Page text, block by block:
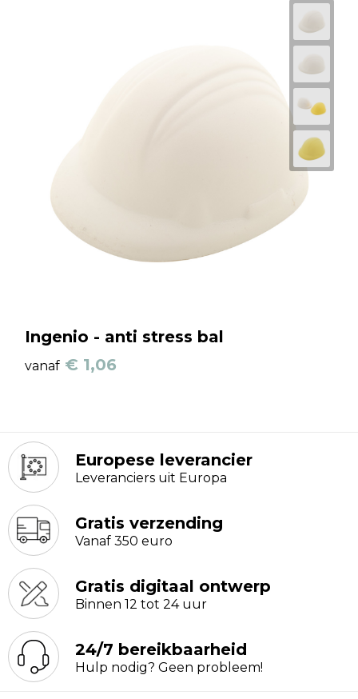
Ingenio - anti stress bal
vanaf € 1,06
Europese leverancier
Leveranciers uit Europa
Gratis verzending
Vanaf 350 euro
Gratis digitaal ontwerp
Binnen 12 tot 24 uur
24/7 bereikbaarheid
Hulp nodig? Geen probleem!